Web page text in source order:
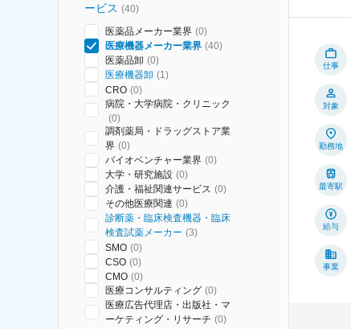
ービス (40)
医薬品メーカー業界 (0)
医療機器メーカー業界 (40)
医薬品卸 (0)
医療機器卸 (1)
CRO (0)
病院・大学病院・クリニック
(0)
調剤薬局・ドラッグストア業
界 (0)
バイオベンチャー業界 (0)
大学・研究施設 (0)
介護・福祉関連サービス (0)
その他医療関連 (0)
診断薬・臨床検査機器・臨床
検査試薬メーカー (3)
SMO (0)
CSO (0)
CMO (0)
医療コンサルティング (0)
医療広告代理店・出版社・マ
ーケティング・リサーチ (0)
仕事
対象
勤務地
最寄駅
給与
事業